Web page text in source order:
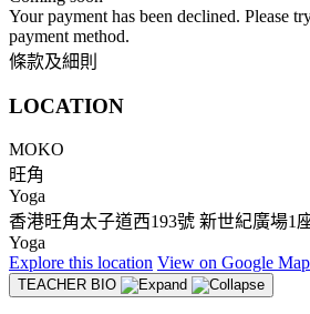
Your payment has been declined. Please
payment method.
條款及細則
LOCATION
MOKO
旺角
Yoga
香港旺角太子道西193號 新世紀廣場1
Yoga
Explore this location View on Google
TEACHER BIO